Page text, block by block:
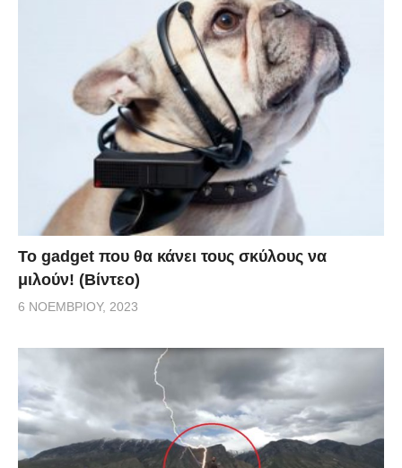
Το gadget που θα κάνει τους σκύλους να
μιλούν! (Βίντεο)
6 ΝΟΕΜΒΡΊΟΥ, 2023